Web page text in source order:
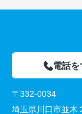
電話を
〒332-0034
埼玉県川口市並木